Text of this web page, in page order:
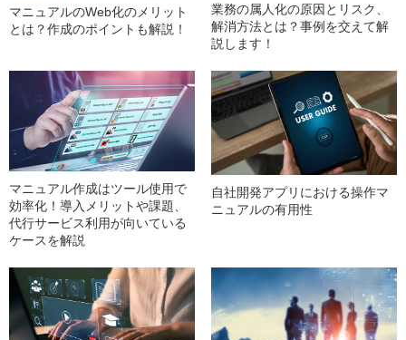
マニュアルのWeb化のメリット
とは？作成のポイントも解説！
業務の属人化の原因とリスク、
解消方法とは？事例を交えて解
説します！
マニュアル作成はツール使用で
効率化！導入メリットや課題、
代行サービス利用が向いている
ケースを解説
自社開発アプリにおける操作マ
ニュアルの有用性